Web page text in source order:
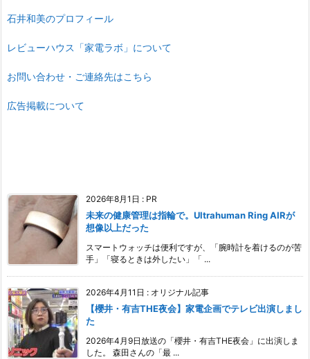
石井和美のプロフィール
レビューハウス「家電ラボ」について
お問い合わせ・ご連絡先はこちら
広告掲載について
2026年8月1日 : PR
未来の健康管理は指輪で。Ultrahuman Ring AIRが
想像以上だった
スマートウォッチは便利ですが、「腕時計を着けるのが苦
手」「寝るときは外したい」「 ...
2026年4月11日 : オリジナル記事
【櫻井・有吉THE夜会】家電企画でテレビ出演しまし
た
2026年4月9日放送の「櫻井・有吉THE夜会」に出演しま
した。 森田さんの「最 ...